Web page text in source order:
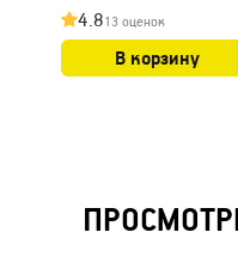
4.813 оценок
В корзину